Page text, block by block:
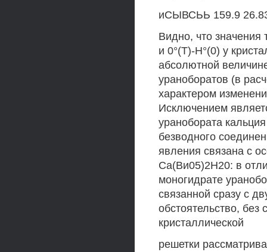
иСЫВСЬЬ 159.9
Видно, что значения
и 0°(Т)-Н°(0) у
абсолютной
ураноборатов (в
характером
Исключением
уранобората
безводного
явления связана с
Са(Ви05)2Н20: в
моногидрате
связанной сразу с
обстоятельство, без
кристаллической
решетки